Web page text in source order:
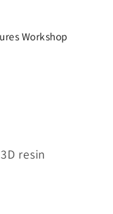
Workshop
resin